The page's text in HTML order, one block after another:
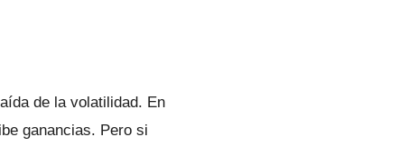
de la volatilidad. En
ganancias. Pero si